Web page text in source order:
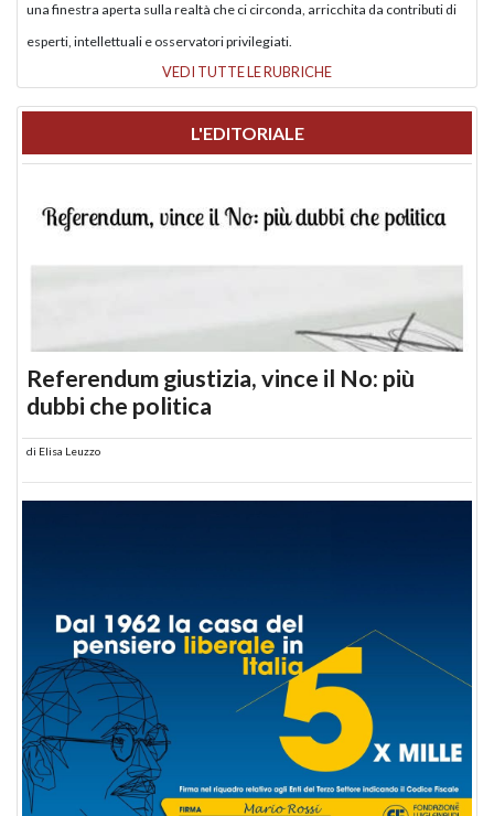
una finestra aperta sulla realtà che ci circonda, arricchita da contributi di
esperti, intellettuali e osservatori privilegiati.
VEDI TUTTE LE RUBRICHE
L'EDITORIALE
Referendum giustizia, vince il No: più
dubbi che politica
di Elisa Leuzzo